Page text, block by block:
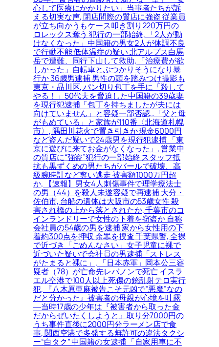
心して医療にかかりたい」当事者たちが訴
える切実な声, 閉店間際の質店に強盗 従業員
が立ち向かうもケース叩き割り220万円の
ロレックス奪う 犯行の一部始終, 「2人が動
けなくなった」中国籍の男女2人が体調不良
で行動不能 低体温症の疑い 北アルプス白馬
岳で遭難、同行下山して救助, 「治療費が欲
しかった」自転車とぶつかりそうになり暴
行か 36歳男逮捕 男性の頭を踏みつけ撮影も
東京・品川区, パン切り包丁を手に「殺して
やる！」50代夫を脅迫した中国籍の39歳妻
を現行犯逮捕「包丁を持ちましたが夫には
向けていません」と容疑一部否認…「父と母
がもめている」と家族が110番〈北海道札幌
市〉, 隅田川花火で置き引きか 現金6000円
など盗んだ疑いで24歳男を現行犯逮捕 「東
京に遊びに来てお金がなくなった」, 営業中
の質店に“強盗”犯行の一部始終 スタッフ抵
抗も黒ずくめの男たちがバールで破壊、高
級腕時計など奪い逃走 被害額1000万円超
か, 【速報】男女4人刺傷事件で理学療法士
の男（44）を殺人未遂容疑で再逮捕 大分・
佐伯市, 台船の遺体は大阪市の53歳女性 殺
害され橋の上から落とされたか, 千葉市のコ
インランドリーで女性の下着を窃盗か 自称
会社員の54歳の男を逮捕 家から女性用の下
着約300点を押収 余罪を捜査 千葉県警, 全裸
で近づき「ごめんなさい」女子児童に裸で
近づいた疑いで会社員の男逮捕「ストレス
がたまると裸に」, 「日本赤軍」岡本公三容
疑者（78）が亡命先レバノンで死亡 イスラ
エル空港で100人以上死傷の銃乱射テロ実行
犯, 『八木原亜麻被告こそ元凶で”悪魔”なの
だと分かった』被害者の母親が心境を吐露
―当時17歳の少年は『被害者から取った金
だからぜいたくしようと』取り分7000円の
うち事件直後に2000円分ラーメン店で食
事, 関西空港で多発する無許可の違法タクシ
ー“白タク” 中国籍の女逮捕 「自家用車に不